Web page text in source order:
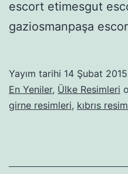
escort etimesgut
gaziosmanpaşa
Yayım tarihi 14 Şubat 2015
En Yeniler, Ülke Resimleri
girne resimleri, kıbrıs